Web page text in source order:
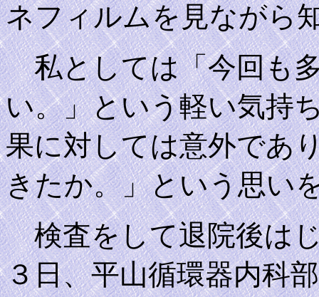
ネフィルムを見ながら
私としては「今回も
い。」という軽い気持
果に対しては意外であ
きたか。」という思い
検査をして退院後は
３日、平山循環器内科